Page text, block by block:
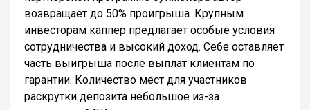
возвращает до 50% проигрыша. Крупным
инвесторам каппер предлагает особые условия
сотрудничества и высокий доход. Себе оставляет
часть выигрыша после выплат клиентам по
гарантии. Количество мест для участников
раскрутки депозита небольшое из-за